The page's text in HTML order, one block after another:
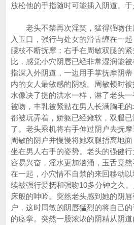
放松他的手指随时可能插入阴道。于
老头不禁再次淫笑，猛得强吻住
入玉口，强行与处女的滑舌缠在一
腰枝不断抚摩；右手在周敏双腿的
比，感觉小穴阴唇已经非常湿润能
指深入外阴道，一边用手掌抚摩阴
内的女人最敏感的阴核。周敏顿时
水像决了提的洪水一样，淋了老头
被吻，丰乳被紧贴在男人长满胸毛
都被玩弄着，娇躯已经瘫软，双腿
了。老头乘机将右手伸过阴户去抚
周敏的阴户并慢慢将她双腿抬离地
坐在男人右手的姿势。老头的强健
容易兴奋，淫水更加汹涌，玉舌竟
在一起，小穴情不自禁的来回移动
续被强行爱抚和强吻10多分钟之久
床般的呻吟。突然老头感到她的阴
户，这时周敏的阴唇猛烈的将自己
的痉挛。突然一股浓浓的阴精从阴